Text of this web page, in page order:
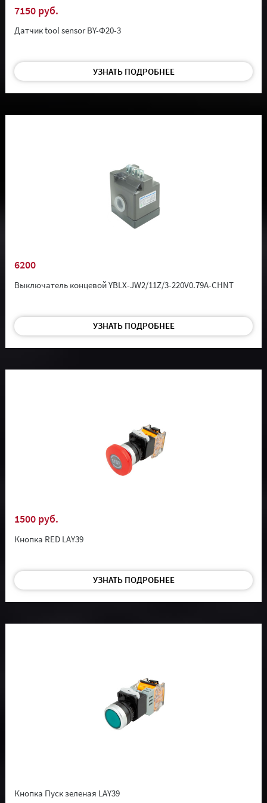
7150 руб.
Датчик tool sensor BY-Φ20-3
УЗНАТЬ ПОДРОБНЕЕ
6200
Выключатель концевой YBLX-JW2/11Z/3-220V0.79A-CHNT
УЗНАТЬ ПОДРОБНЕЕ
1500 руб.
Кнопка RED LAY39
УЗНАТЬ ПОДРОБНЕЕ
Кнопка Пуск зеленая LAY39